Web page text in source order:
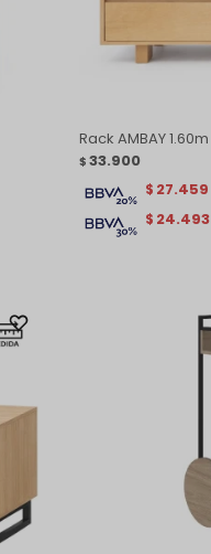
Rack AMBAY 1.60m
$ 33.900
$ 24.493
$ 27.459